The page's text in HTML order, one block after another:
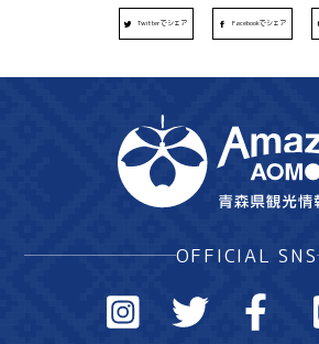
Twitterでシェア Facebookでシェア
OFFICIAL SNS